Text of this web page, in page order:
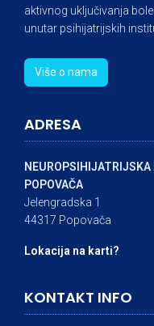
aktivnog uključivanja
unutar psihijatrijskih
Više o nama
ADRESA
NEUROPSIHIJATRIJSKA
POPOVAČA
Jelengradska 1
44317 Popovača
Lokacija na karti?
KONTAKT INFO